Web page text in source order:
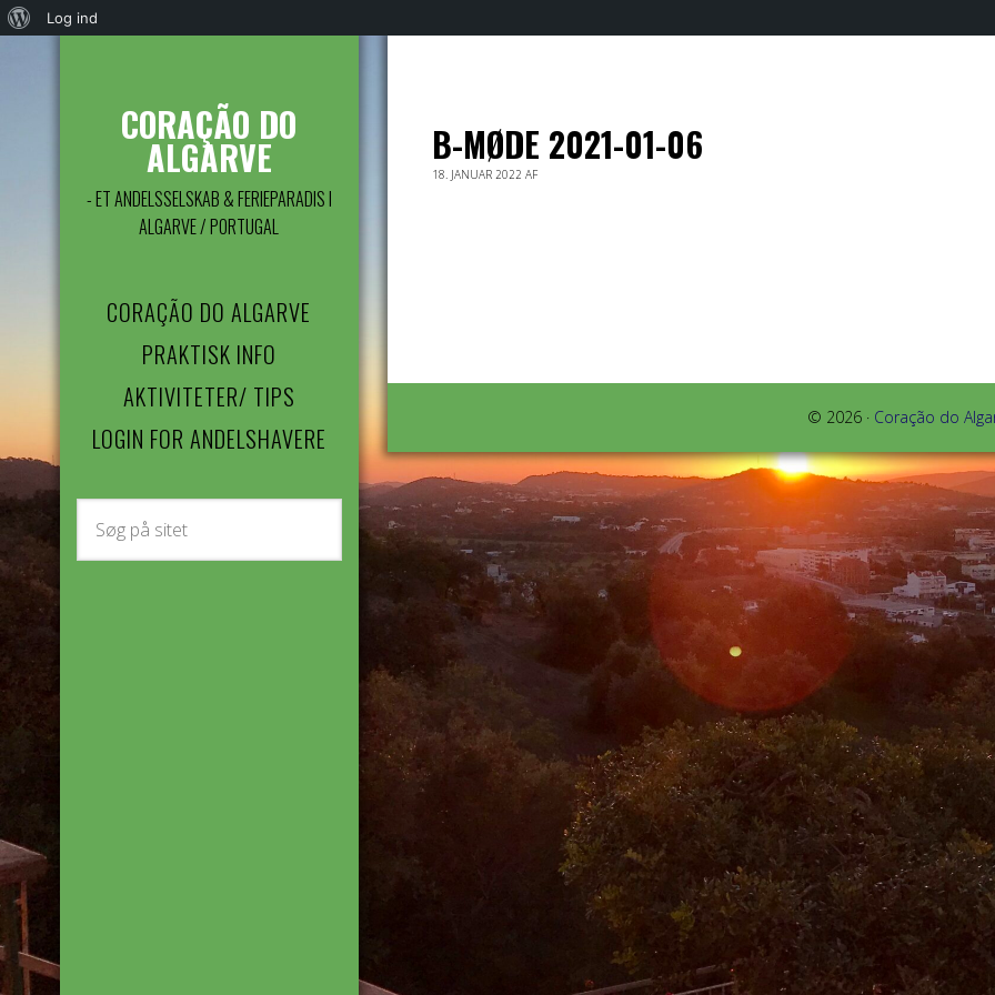
OmLog ind
CORAÇÃO DO
ALGARVE
- ET ANDELSSELSKAB & FERIEPARADIS I
ALGARVE / PORTUGAL
CORAÇÃO DO ALGARVE
PRAKTISK INFO
AKTIVITETER/ TIPS
LOGIN FOR ANDELSHAVERE
B-MØDE 2021-01-06
18. JANUAR 2022 AF
© 2026 · Coração do